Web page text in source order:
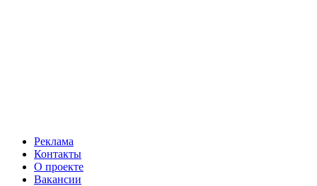
Реклама
Контакты
О проекте
Вакансии